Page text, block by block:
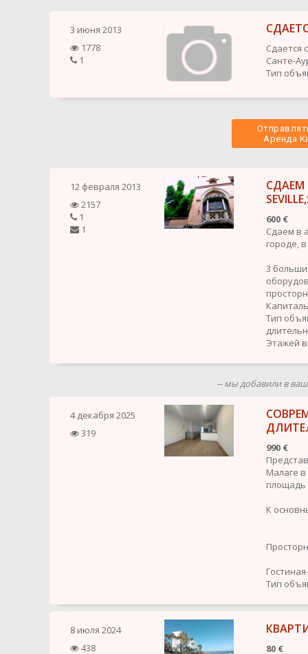
3 июня 2013
1778
1
Сдается
Санте-
Тип
Аренда
12 февраля 2013
2157
1
1
600 €
Cдаем в
городе,
3
Тип
Этажей
-- мы добавили в
4 декабря 2025
319
990 €
Малаге
площадь
К
Тип
8 июля 2024
438
80 €